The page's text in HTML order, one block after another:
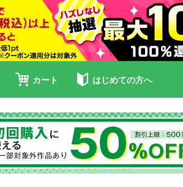
カート はじめての方へ